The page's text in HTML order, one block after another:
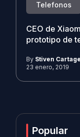
Telefonos
CEO de
prototipo de
By Stiven
23 enero, 2019
Popular